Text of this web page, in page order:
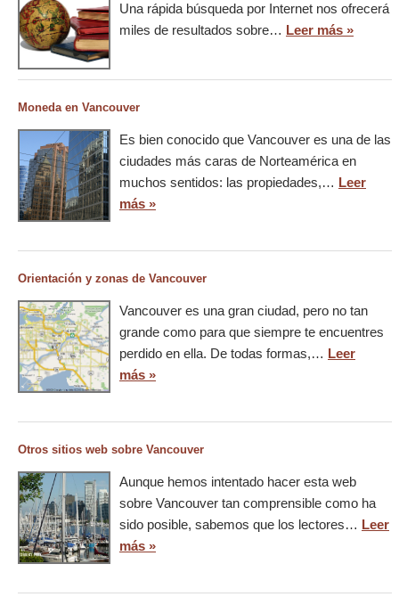
Una rápida búsqueda por Internet nos ofrecerá
miles de resultados sobre… Leer más »
Moneda en Vancouver
Es bien conocido que Vancouver es una de las
ciudades más caras de Norteamérica en
muchos sentidos: las propiedades,… Leer
más »
Orientación y zonas de Vancouver
Vancouver es una gran ciudad, pero no tan
grande como para que siempre te encuentres
perdido en ella. De todas formas,… Leer
más »
Otros sitios web sobre Vancouver
Aunque hemos intentado hacer esta web
sobre Vancouver tan comprensible como ha
sido posible, sabemos que los lectores… Leer
más »